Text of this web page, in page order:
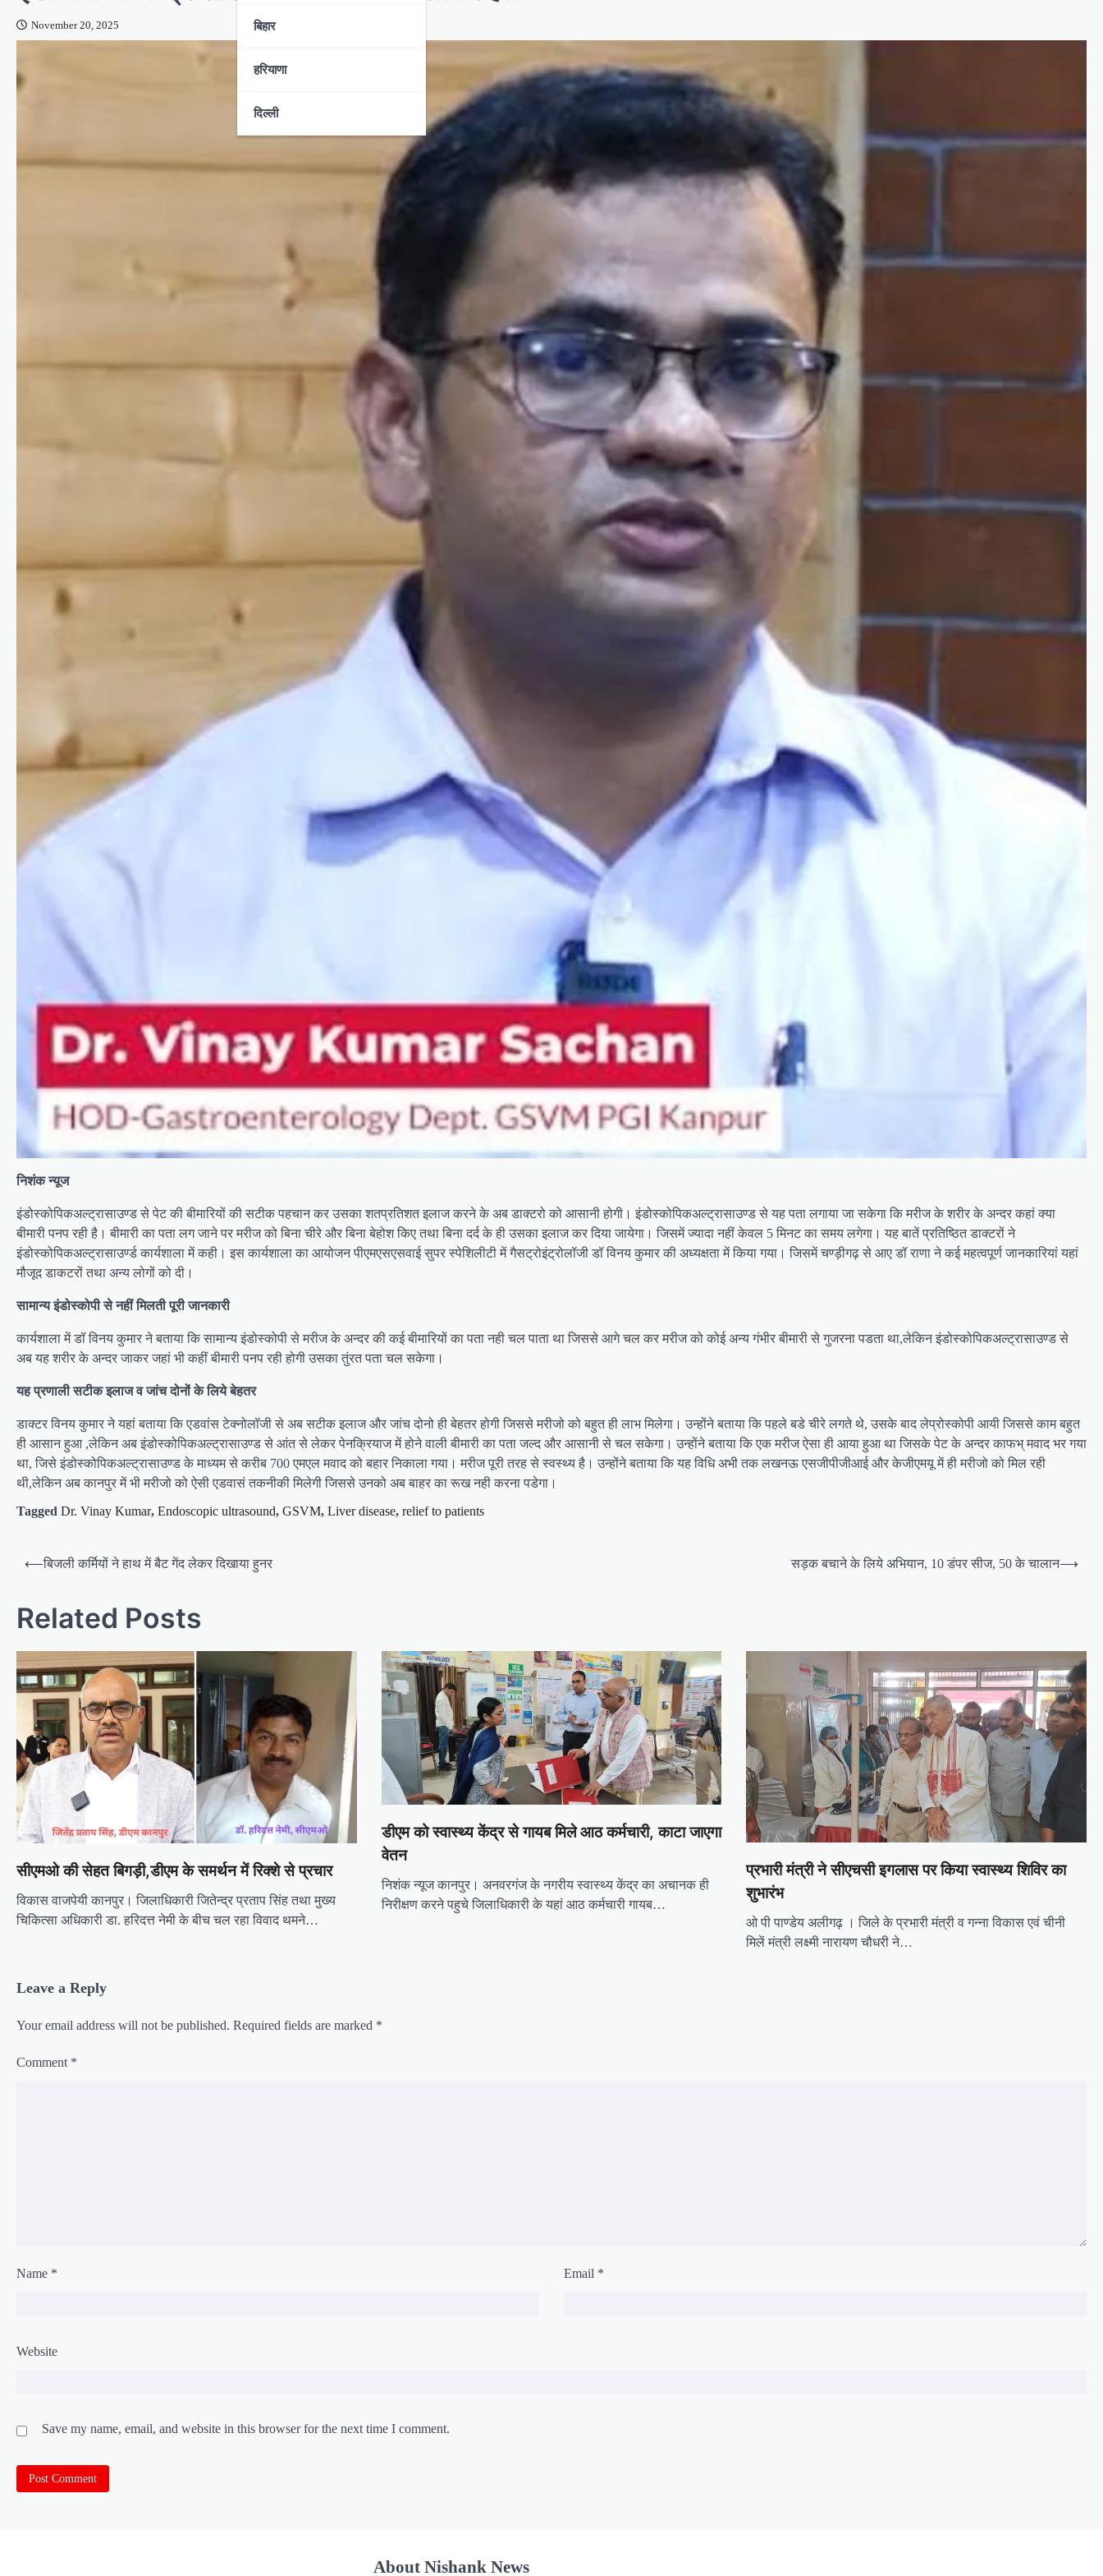
बिहार
हरियाणा
दिल्ली
November 20, 2025
निशंक न्यूज
इंडोस्कोपिकअल्ट्रासाउण्ड से पेट की बीमारियों की सटीक पहचान कर उसका शतप्रतिशत इलाज करने के अब डाक्टरो को आसानी होगी। इंडोस्कोपिकअल्ट्रासाउण्ड से यह पता लगाया जा सकेगा कि मरीज के शरीर के अन्दर कहां क्या
बीमारी पनप रही है। बीमारी का पता लग जाने पर मरीज को बिना चीरे और बिना बेहोश किए तथा बिना दर्द के ही उसका इलाज कर दिया जायेगा। जिसमें ज्यादा नहीं केवल 5 मिनट का समय लगेगा। यह बातें प्रतिष्ठित डाक्टरों ने
इंडोस्कोपिकअल्ट्रासाउर्ण्ड कार्यशाला में कही। इस कार्यशाला का आयोजन पीएमएसएसवाई सुपर स्पेशिलीटी में गैसट्रोइंट्रोलॉजी डॉ विनय कुमार की अध्यक्षता में किया गया। जिसमें चण्ड़ीगढ़ से आए डॉ राणा ने कई महत्वपूर्ण जानकारियां यहां
मौजूद डाकटरों तथा अन्य लोगों को दी।
सामान्य इंडोस्कोपी से नहीं मिलती पूरी जानकारी
कार्यशाला में डॉ विनय कुमार ने बताया कि सामान्य इंडोस्कोपी से मरीज के अन्दर की कई बीमारियों का पता नही चल पाता था जिससे आगे चल कर मरीज को कोई अन्य गंभीर बीमारी से गुजरना पडता था,लेकिन इंडोस्कोपिकअल्ट्रासाउण्ड से
अब यह शरीर के अन्दर जाकर जहां भी कहीं बीमारी पनप रही होगी उसका तुंरत पता चल सकेगा।
यह प्रणाली सटीक इलाज व जांच दोनों के लिये बेहतर
डाक्टर विनय कुमार ने यहां बताया कि एडवांस टेक्नोलॉजी से अब सटीक इलाज और जांच दोनो ही बेहतर होगी जिससे मरीजो को बहुत ही लाभ मिलेगा। उन्होंने बताया कि पहले बडे चीरे लगते थे, उसके बाद लेप्रोस्कोपी आयी जिससे काम बहुत
ही आसान हुआ ,लेकिन अब इंडोस्कोपिकअल्ट्रासाउण्ड से आंत से लेकर पेनक्रियाज में होने वाली बीमारी का पता जल्द और आसानी से चल सकेगा। उन्होंने बताया कि एक मरीज ऐसा ही आया हुआ था जिसके पेट के अन्दर काफभ् मवाद भर गया
था, जिसे इंडोस्कोपिकअल्ट्रासाउण्ड के माध्यम से करीब 700 एमएल मवाद को बहार निकाला गया। मरीज पूरी तरह से स्वस्थ्य है। उन्होंने बताया कि यह विधि अभी तक लखनऊ एसजीपीजीआई और केजीएमयू में ही मरीजो को मिल रही
थी,लेकिन अब कानपुर में भी मरीजो को ऐसी एडवासं तकनीकी मिलेगी जिससे उनको अब बाहर का रूख नही करना पडेगा।
Tagged Dr. Vinay Kumar, Endoscopic ultrasound, GSVM, Liver disease, relief to patients
s
t
n
a
i
g
a
t
i
o
n
⟵बिजली कर्मियों ने हाथ में बैट गेंद लेकर दिखाया हुनर सड़क बचाने के लिये अभियान, 10 डंपर सीज, 50 के चालान⟶
Related Posts
सीएमओ की सेहत बिगड़ी,डीएम के समर्थन में रिक्शे से प्रचार
विकास वाजपेयी कानपुर। जिलाधिकारी जितेन्द्र प्रताप सिंह तथा मुख्य
चिकित्सा अधिकारी डा. हरिदत्त नेमी के बीच चल रहा विवाद थमने…
डीएम को स्वास्थ्य केंद्र से गायब मिले आठ कर्मचारी, काटा जाएगा
वेतन
निशंक न्यूज कानपुर। अनवरगंज के नगरीय स्वास्थ्य केंद्र का अचानक ही
निरीक्षण करने पहुचे जिलाधिकारी के यहां आठ कर्मचारी गायब…
प्रभारी मंत्री ने सीएचसी इगलास पर किया स्वास्थ्य शिविर का
शुभारंभ
ओ पी पाण्डेय अलीगढ़ । जिले के प्रभारी मंत्री व गन्ना विकास एवं चीनी
मिलें मंत्री लक्ष्मी नारायण चौधरी ने…
Leave a Reply
Your email address will not be published. Required fields are marked *
Comment *
Name * Email *
Website
Save my name, email, and website in this browser for the next time I comment.
About Nishank News